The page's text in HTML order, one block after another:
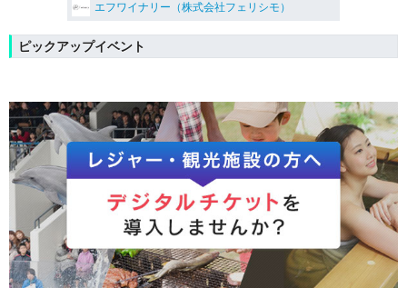
エフワイナリー（株式会社フェリシモ）
ピックアップイベント